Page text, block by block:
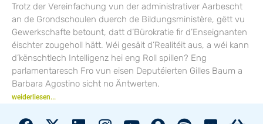
Trotz der Vereinfachung vun der administrativer Aarbescht
an de Grondschoulen duerch de Bildungsministère, gëtt vu
Gewerkschafte betount, datt d’Bürokratie fir d’Enseignanten
éischter zougeholl hätt. Wéi gesäit d’Realitéit aus, a wéi kann
d’kënschtlech Intelligenz hei eng Roll spillen? Eng
parlamentaresch Fro vun eisen Deputéierten Gilles Baum a
Barbara Agostino sicht no Äntwerten.
weiderliesen...